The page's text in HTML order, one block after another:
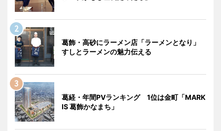
葛飾・高砂にラーメン店「ラーメンとなり」
すしとラーメンの魅力伝える
葛経・年間PVランキング 1位は金町「MARK
IS 葛飾かなまち」